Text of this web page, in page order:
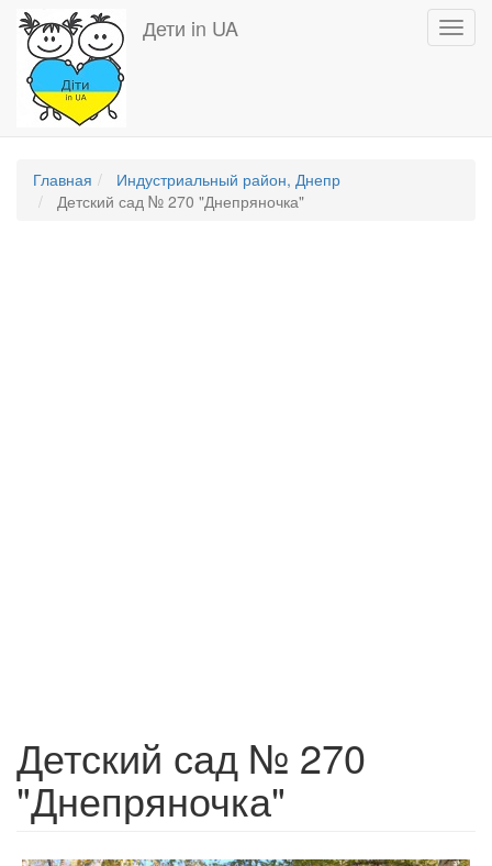
Перейти
основному
содержанию
Дети in UA
Главная
Индустриальный район, Днепр
Детский сад № 270 "Днепряночка"
Детский сад № 270
"Днепряночка"